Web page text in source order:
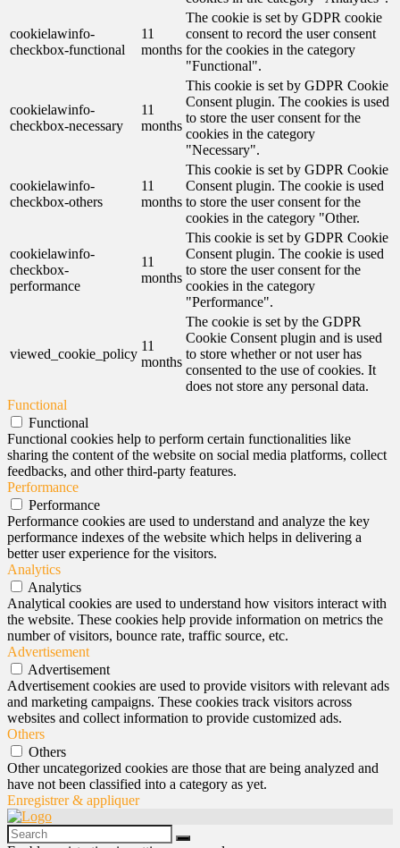
cookielawinfo-
checkbox-functional
11
months
The cookie is set by GDPR cookie
consent to record the user consent
for the cookies in the category
"Functional".
cookielawinfo-
checkbox-necessary
11
months
This cookie is set by GDPR Cookie
Consent plugin. The cookies is used
to store the user consent for the
cookies in the category
"Necessary".
cookielawinfo-
checkbox-others
11
months
This cookie is set by GDPR Cookie
Consent plugin. The cookie is used
to store the user consent for the
cookies in the category "Other.
cookielawinfo-
checkbox-
performance
11
months
This cookie is set by GDPR Cookie
Consent plugin. The cookie is used
to store the user consent for the
cookies in the category
"Performance".
viewed_cookie_policy
11
months
The cookie is set by the GDPR
Cookie Consent plugin and is used
to store whether or not user has
consented to the use of cookies. It
does not store any personal data.
Functional
Functional
Functional cookies help to perform certain functionalities like
sharing the content of the website on social media platforms, collect
feedbacks, and other third-party features.
Performance
Performance
Performance cookies are used to understand and analyze the key
performance indexes of the website which helps in delivering a
better user experience for the visitors.
Analytics
Analytics
Analytical cookies are used to understand how visitors interact with
the website. These cookies help provide information on metrics the
number of visitors, bounce rate, traffic source, etc.
Advertisement
Advertisement
Advertisement cookies are used to provide visitors with relevant ads
and marketing campaigns. These cookies track visitors across
websites and collect information to provide customized ads.
Others
Others
Other uncategorized cookies are those that are being analyzed and
have not been classified into a category as yet.
Enregistrer & appliquer